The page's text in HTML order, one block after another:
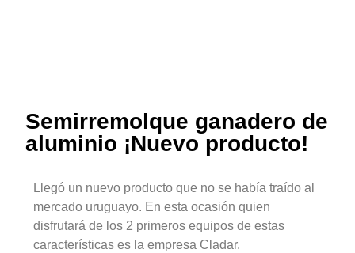
Semirremolque ganadero de
aluminio ¡Nuevo producto!
Llegó un nuevo producto que no se había traído al
mercado uruguayo. En esta ocasión quien
disfrutará de los 2 primeros equipos de estas
características es la empresa Cladar.